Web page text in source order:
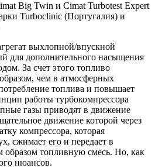
Big Twin и Cimat Turbotest Expert
Turboclinic (Португалия) и
выхлопной/впускной
для дополнительного насыщения
За счет этого топливо
чем в атмосферных
топлива и повышает
работы турбокомпрессора
газы приводят в движение
движение которой через
компрессора, которая
сжимает его и передает в
образом топливную смесь. Но, как
нюансов.